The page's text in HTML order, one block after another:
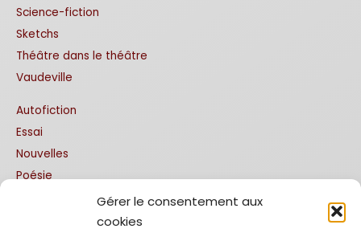
Gérer le consentement aux
cookies
Science-fiction
Sketchs
Théâtre dans le théâtre
Vaudeville
Autofiction
Essai
Nouvelles
Poésie
Traductions